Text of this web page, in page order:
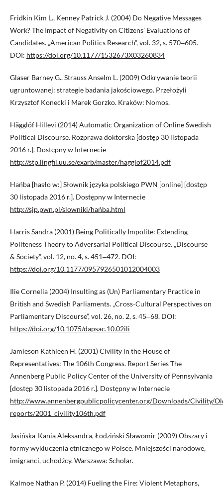
Fridkin Kim L., Kenney Patrick J. (2004) Do Negative Messages
Work? The Impact of Negativity on Citizens’ Evaluations of
Candidates. „American Politics Research”, vol. 32, s. 570‒605.
DOI: https://doi.org/10.1177/1532673X03260834
Glaser Barney G., Strauss Anselm L. (2009) Odkrywanie teorii
ugruntowanej: strategie badania jakościowego. Przełożyli
Krzysztof Konecki i Marek Gorzko. Kraków: Nomos.
Hägglöf Hillevi (2014) Automatic Organization of Online Swedish
Political Discourse. Rozprawa doktorska [dostęp 30 listopada
2016 r.]. Dostępny w Internecie
http://stp.lingfil.uu.se/exarb/master/hagglof2014.pdf
Hańba [hasło w:] Słownik języka polskiego PWN [online] [dostęp
30 listopada 2016 r.]. Dostępny w Internecie
http://sjp.pwn.pl/slowniki/hańba.html
Harris Sandra (2001) Being Politically Impolite: Extending
Politeness Theory to Adversarial Political Discourse. „Discourse
& Society”, vol. 12, no. 4, s. 451‒472. DOI:
https://doi.org/10.1177/0957926501012004003
Ilie Cornelia (2004) Insulting as (Un) Parliamentary Practice in
British and Swedish Parliaments. „Cross-Cultural Perspectives on
Parliamentary Discourse”, vol. 26, no. 2, s. 45‒68. DOI:
https://doi.org/10.1075/dapsac.10.02ili
Jamieson Kathleen H. (2001) Civility in the House of
Representatives: The 106th Congress. Report Series The
Annenberg Public Policy Center of the University of Pennsylvania
[dostęp 30 listopada 2016 r.]. Dostępny w Internecie
http://www.annenbergpublicpolicycenter.org/Downloads/Civility/
reports/2001_civility106th.pdf
Jasińska-Kania Aleksandra, Łodziński Sławomir (2009) Obszary i
formy wykluczenia etnicznego w Polsce. Mniejszości narodowe,
imigranci, uchodźcy. Warszawa: Scholar.
Kalmoe Nathan P. (2014) Fueling the Fire: Violent Metaphors,